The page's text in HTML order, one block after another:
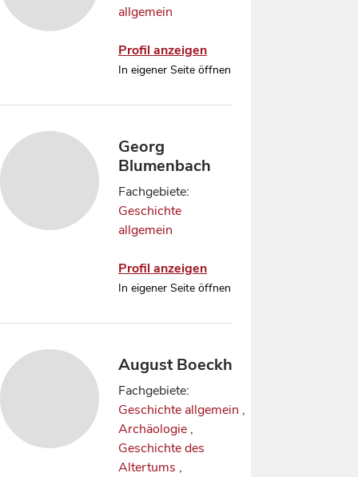
allgemein
Profil anzeigen
In eigener Seite öffnen
Georg
Blumenbach
Fachgebiete:
Geschichte
allgemein
Profil anzeigen
In eigener Seite öffnen
August Boeckh
Fachgebiete:
Geschichte allgemein ,
Archäologie ,
Geschichte des
Altertums ,